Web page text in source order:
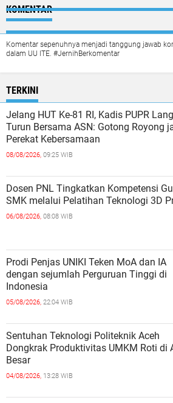
KOMENTAR
Komentar sepenuhnya menjadi tanggung jawab
dalam UU ITE. #JernihBerkomentar
TERKINI
Jelang HUT Ke-81 RI, Kadis PUPR
Turun Bersama ASN: Gotong Royong
Perekat Kebersamaan
08/08/2026, 09:25 WIB
Dosen PNL Tingkatkan Kompetensi
SMK melalui Pelatihan Teknologi 3D
06/08/2026, 08:08 WIB
Prodi Penjas UNIKI Teken MoA dan IA
dengan sejumlah Perguruan Tinggi di
Indonesia
05/08/2026, 22:04 WIB
Sentuhan Teknologi Politeknik Aceh
Dongkrak Produktivitas UMKM Roti di
Besar
04/08/2026, 13:28 WIB